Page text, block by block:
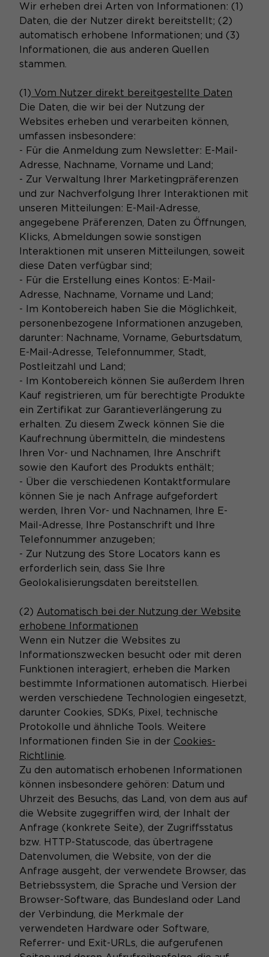
Wir erheben drei Arten von Informationen: (1)
Daten, die der Nutzer direkt bereitstellt; (2)
automatisch erhobene Informationen; und (3)
Informationen, die aus anderen Quellen
stammen.
(1) Vom Nutzer direkt bereitgestellte Daten
Die Daten, die wir bei der Nutzung der
Websites erheben und verarbeiten können,
umfassen insbesondere:
- Für die Anmeldung zum Newsletter: E-Mail-
Adresse, Nachname, Vorname und Land;
- Zur Verwaltung Ihrer Marketingpräferenzen
und zur Nachverfolgung Ihrer Interaktionen mit
unseren Mitteilungen: E-Mail-Adresse,
angegebene Präferenzen, Daten zu Öffnungen,
Klicks, Abmeldungen sowie sonstigen
Interaktionen mit unseren Mitteilungen, soweit
diese Daten verfügbar sind;
- Für die Erstellung eines Kontos: E-Mail-
Adresse, Nachname, Vorname und Land;
- Im Kontobereich haben Sie die Möglichkeit,
personenbezogene Informationen anzugeben,
darunter: Nachname, Vorname, Geburtsdatum,
E-Mail-Adresse, Telefonnummer, Stadt,
Postleitzahl und Land;
- Im Kontobereich können Sie außerdem Ihren
Kauf registrieren, um für berechtigte Produkte
ein Zertifikat zur Garantieverlängerung zu
erhalten. Zu diesem Zweck können Sie die
Kaufrechnung übermitteln, die mindestens
Ihren Vor- und Nachnamen, Ihre Anschrift
sowie den Kaufort des Produkts enthält;
- Über die verschiedenen Kontaktformulare
können Sie je nach Anfrage aufgefordert
werden, Ihren Vor- und Nachnamen, Ihre E-
Mail-Adresse, Ihre Postanschrift und Ihre
Telefonnummer anzugeben;
- Zur Nutzung des Store Locators kann es
erforderlich sein, dass Sie Ihre
Geolokalisierungsdaten bereitstellen.
(2) Automatisch bei der Nutzung der Website
erhobene Informationen
Wenn ein Nutzer die Websites zu
Informationszwecken besucht oder mit deren
Funktionen interagiert, erheben die Marken
bestimmte Informationen automatisch. Hierbei
werden verschiedene Technologien eingesetzt,
darunter Cookies, SDKs, Pixel, technische
Protokolle und ähnliche Tools. Weitere
Informationen finden Sie in der Cookies-
Richtlinie.
Zu den automatisch erhobenen Informationen
können insbesondere gehören: Datum und
Uhrzeit des Besuchs, das Land, von dem aus auf
die Website zugegriffen wird, der Inhalt der
Anfrage (konkrete Seite), der Zugriffsstatus
bzw. HTTP-Statuscode, das übertragene
Datenvolumen, die Website, von der die
Anfrage ausgeht, der verwendete Browser, das
Betriebssystem, die Sprache und Version der
Browser-Software, das Bundesland oder Land
der Verbindung, die Merkmale der
verwendeten Hardware oder Software,
Referrer- und Exit-URLs, die aufgerufenen